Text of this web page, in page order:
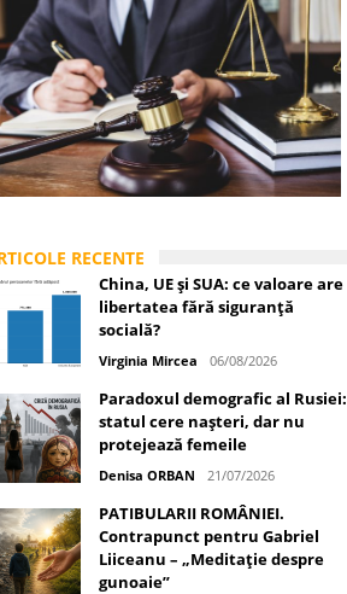
și poziției României în U.E.
RECENTE
China, UE și SUA: ce valoare are
libertatea fără siguranță
socială?
Virginia Mircea 06/08/2026
Paradoxul demografic al Rusiei:
statul cere nașteri, dar nu
protejează femeile
Denisa ORBAN 21/07/2026
PATIBULARII ROMÂNIEI.
Contrapunct pentru Gabriel
Liiceanu – „Meditație despre
gunoaie”